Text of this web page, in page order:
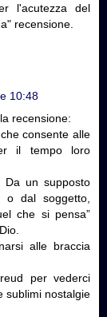
l'acutezza del
recensione.
10:48
recensione:
consente alle
il tempo loro
Da un supposto
o dal soggetto,
che si pensa”
alle braccia
per vederci
sublimi nostalgie